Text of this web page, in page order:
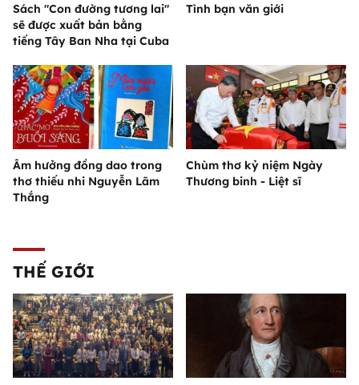
Sách "Con đường tương lai"
sẽ được xuất bản bằng
tiếng Tây Ban Nha tại Cuba
Tình bạn văn giới
Âm hưởng đồng dao trong
thơ thiếu nhi Nguyễn Lãm
Thắng
Chùm thơ kỷ niệm Ngày
Thương binh - Liệt sĩ
THẾ GIỚI